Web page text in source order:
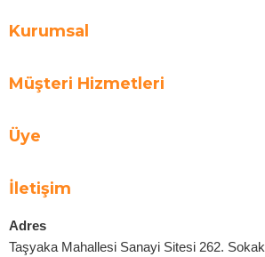
Kurumsal
Müşteri Hizmetleri
Üye
İletişim
Adres
Taşyaka Mahallesi Sanayi Sitesi 262. Sokak